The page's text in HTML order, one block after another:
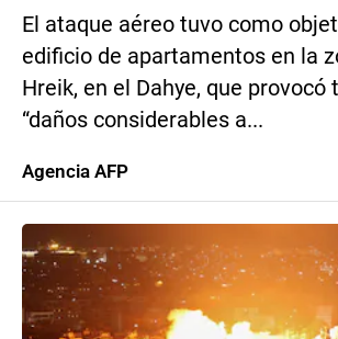
El ataque aéreo tuvo como
edificio de apartamentos en la
Hreik, en el Dahye, que provocó
“daños considerables a...
Agencia AFP